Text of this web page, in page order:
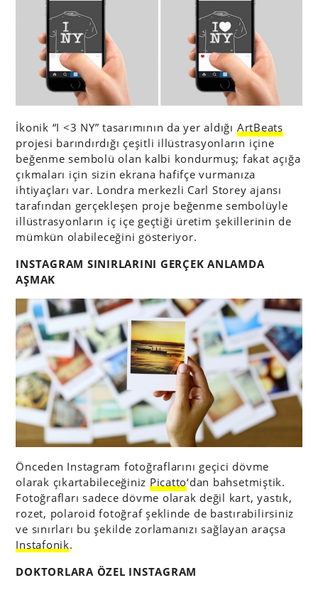
İkonik “I <3 NY” tasarımının da yer aldığı ArtBeats
projesi barındırdığı çeşitli illüstrasyonların içine
beğenme sembolü olan kalbi kondurmuş; fakat açığa
çıkmaları için sizin ekrana hafifçe vurmanıza
ihtiyaçları var. Londra merkezli Carl Storey ajansı
tarafından gerçekleşen proje beğenme sembolüyle
illüstrasyonların iç içe geçtiği üretim şekillerinin de
mümkün olabileceğini gösteriyor.
INSTAGRAM SINIRLARINI GERÇEK ANLAMDA
AŞMAK
Önceden Instagram fotoğraflarını geçici dövme
olarak çıkartabileceğiniz Picatto‘dan bahsetmiştik.
Fotoğrafları sadece dövme olarak değil kart, yastık,
rozet, polaroid fotoğraf şeklinde de bastırabilirsiniz
ve sınırları bu şekilde zorlamanızı sağlayan araçsa
Instafonik.
DOKTORLARA ÖZEL INSTAGRAM